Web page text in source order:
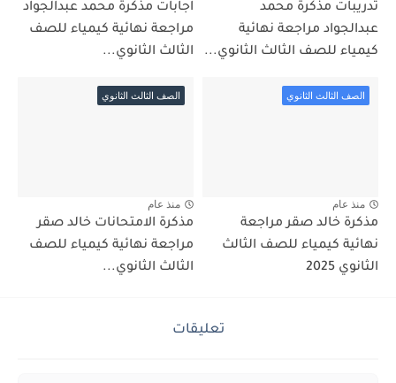
تدريبات مذكرة محمد
عبدالجواد مراجعة نهائية
كيمياء للصف الثالث الثانوي...
اجابات مذكرة محمد عبدالجواد
مراجعة نهائية كيمياء للصف
الثالث الثانوي...
الصف الثالث الثانوي
منذ عام
مذكرة خالد صقر مراجعة
نهائية كيمياء للصف الثالث
الثانوي 2025
الصف الثالث الثانوي
منذ عام
مذكرة الامتحانات خالد صقر
مراجعة نهائية كيمياء للصف
الثالث الثانوي...
تعليقات